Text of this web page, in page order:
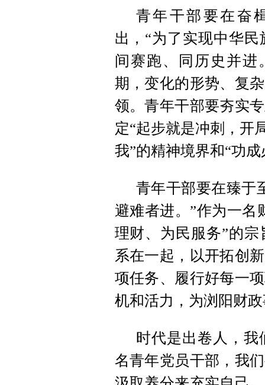
青年干部要在奋
出，“为了实现中华
间赛跑、同历史并进
期，变化的形势、复
领。青年干部要夯实
定“起步就是冲刺，开
我”的精神境界和“功
青年干部要在臻于
避难者进。”作为一名
理财、为民服务”的
系在一起，以开拓创
项任务、履行好每一
机和活力，为浏阳财
时代是出卷人，
名青年党员干部，我